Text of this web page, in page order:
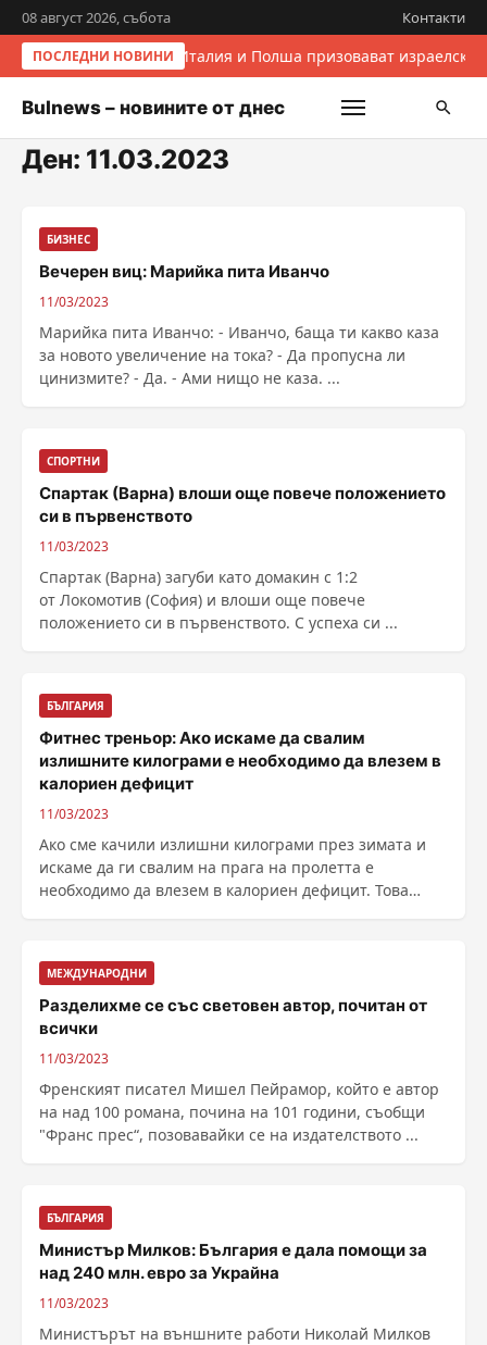
08 август 2026, събота Контакти
ПОСЛЕДНИ НОВИНИ Италия и Полша призовават
Bulnews – новините от днес
Ден: 11.03.2023
БИЗНЕС
Вечерен виц: Марийка пита Иванчо
11/03/2023
Марийка пита Иванчо: - Иванчо, баща ти какво каза
за новото увеличение на тока? - Да пропусна ли
цинизмите? - Да. - Ами нищо не каза. ...
СПОРТНИ
Спартак (Варна) влоши още повече положението
си в първенството
11/03/2023
Спартак (Варна) загуби като домакин с 1:2
от Локомотив (София) и влоши още повече
положението си в първенството. С успеха си ...
БЪЛГАРИЯ
Фитнес треньор: Ако искаме да свалим
излишните килограми е необходимо да влезем в
калориен дефицит
11/03/2023
Ако сме качили излишни килограми през зимата и
искаме да ги свалим на прага на пролетта е
необходимо да влезем в калориен дефицит. Това
МЕЖДУНАРОДНИ
Разделихме се със световен автор, почитан от
всички
11/03/2023
Френският писател Мишел Пейрамор, който е автор
на над 100 романа, почина на 101 години, съобщи
"Франс прес“, позовавайки се на издателството ...
БЪЛГАРИЯ
Министър Милков: България е дала помощи за
над 240 млн. евро за Украйна
11/03/2023
Министърът на външните работи Николай Милков